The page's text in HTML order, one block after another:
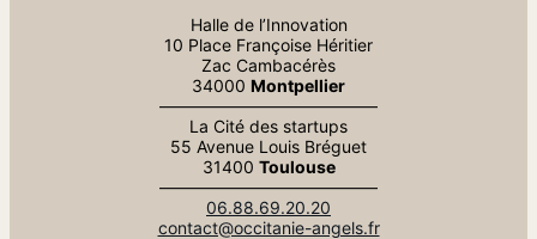
Halle de l’Innovation
10 Place Françoise Héritier
Zac Cambacérès
34000 Montpellier
—————————————
La Cité des startups
55 Avenue Louis Bréguet
31400 Toulouse
—————————————
06.88.69.20.20
contact@occitanie-angels.fr